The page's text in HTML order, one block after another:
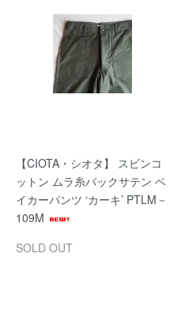
【CIOTA・シオタ】 スビンコ
ットン ムラ糸バックサテン ベ
イカーパンツ ‘カーキ’ PTLM－
109M
SOLD OUT